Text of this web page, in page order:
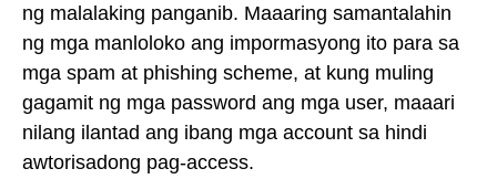
ng malalaking panganib. Maaaring samantalahin
ng mga manloloko ang impormasyong ito para sa
mga spam at phishing scheme, at kung muling
gagamit ng mga password ang mga user, maaari
nilang ilantad ang ibang mga account sa hindi
awtorisadong pag-access.